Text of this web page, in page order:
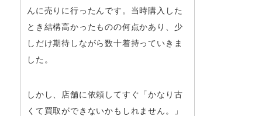
んに売りに行ったんです。当時購入した
とき結構高かったものの何点かあり、少
しだけ期待しながら数十着持っていきま
した。
しかし、店舗に依頼してすぐ「かなり古
くて買取ができないかもしれません。」